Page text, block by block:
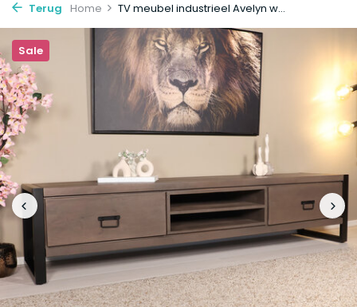
Terug Home TV meubel industrieel Avelyn w...
Sale